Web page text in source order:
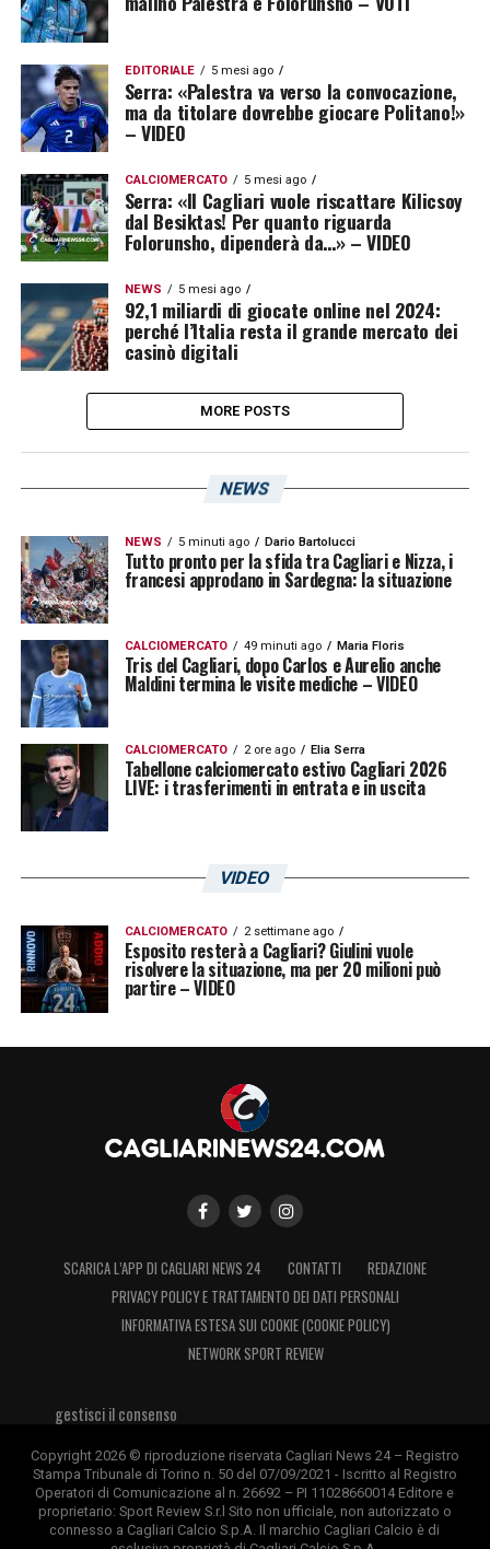
EDITORIALE 5 mesi ago
Serra: «Palestra va verso la convocazione,
ma da titolare dovrebbe giocare Politano!»
– VIDEO
CALCIOMERCATO 5 mesi ago
Serra: «ll Cagliari vuole riscattare Kilicsoy
dal Besiktas! Per quanto riguarda
Folorunsho, dipenderà da…» – VIDEO
NEWS 5 mesi ago
92,1 miliardi di giocate online nel 2024:
perché l’Italia resta il grande mercato dei
casinò digitali
MORE POSTS
NEWS
NEWS 5 minuti ago Dario Bartolucci
Tutto pronto per la sfida tra Cagliari e Nizza, i
francesi approdano in Sardegna: la situazione
CALCIOMERCATO 49 minuti ago Maria Floris
Tris del Cagliari, dopo Carlos e Aurelio anche
Maldini termina le visite mediche – VIDEO
CALCIOMERCATO 2 ore ago Elia Serra
Tabellone calciomercato estivo Cagliari 2026
LIVE: i trasferimenti in entrata e in uscita
VIDEO
CALCIOMERCATO 2 settimane ago
Esposito resterà a Cagliari? Giulini vuole
risolvere la situazione, ma per 20 milioni può
partire – VIDEO
SCARICA L’APP DI CAGLIARI NEWS 24 CONTATTI
REDAZIONE
PRIVACY POLICY E TRATTAMENTO DEI DATI PERSONALI
INFORMATIVA ESTESA SUI COOKIE (COOKIE POLICY)
NETWORK SPORT REVIEW
gestisci il consenso
Copyright 2026 © riproduzione riservata Cagliari News 24 – Registro
Stampa Tribunale di Torino n. 50 del 07/09/2021 - Iscritto al Registro
Operatori di Comunicazione al n. 26692 – PI 11028660014 Editore e
proprietario: Sport Review S.r.l Sito non ufficiale, non autorizzato o
connesso a Cagliari Calcio S.p.A. Il marchio Cagliari Calcio è di